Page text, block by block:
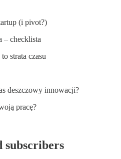
(i pivot?)
– checklista
strata czasu
deszczowy innowacji?
pracę?
subscribers